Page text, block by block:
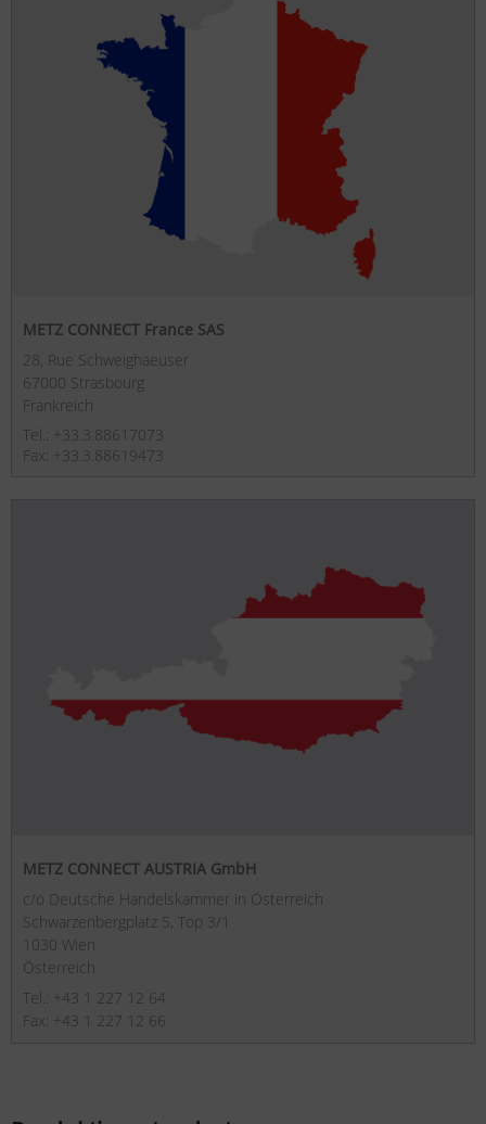
METZ CONNECT France SAS
28, Rue Schweighaeuser
67000 Strasbourg
Frankreich
Tel.: +33.3.88617073
Fax: +33.3.88619473
METZ CONNECT AUSTRIA GmbH
c/o Deutsche Handelskammer in Österreich
Schwarzenbergplatz 5, Top 3/1
1030 Wien
Österreich
Tel.: +43 1 227 12 64
Fax: +43 1 227 12 66